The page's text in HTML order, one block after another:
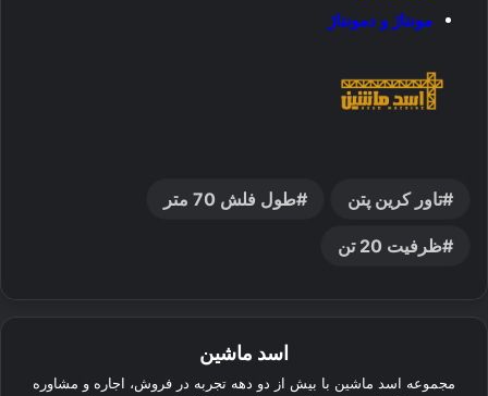
مونتاژ و دمونتاژ
تاور کرین پتن طول فلش 70 متر
ظرفیت 20 تن
اسد ماشین
مجموعه اسد ماشین با بیش از دو دهه تجربه در فروش، اجاره و مشاوره